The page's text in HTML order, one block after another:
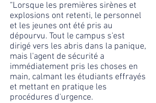
“Lorsque les premières sirènes et
explosions ont retenti, le personnel
et les jeunes ont été pris au
dépourvu. Tout le campus s'est
dirigé vers les abris dans la panique,
mais l'agent de sécurité a
immédiatement pris les choses en
main, calmant les étudiants effrayés
et mettant en pratique les
procédures d'urgence.